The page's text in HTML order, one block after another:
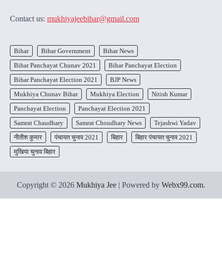
Contact us: mukhiyajeebihar@gmail.com
Bihar Bihar Government
Bihar News
Bihar Panchayat Chunav 2021
Bihar Panchayat Election
Bihar Panchayat Election 2021
BJP News
Mukhiya Chunav Bihar
Mukhiya Election
Nitish Kumar
Panchayat Election
Panchayat Election 2021
Samrat Chaudhary
Samrat Choudhary News
Tejashwi Yadav
नीतीश कुमार
पंचायत चुनाव 2021 बिहार
बिहार पंचायत चुनाव 2021
मुखिया चुनाव बिहार
Copyright © 2026 Mukhiya Jee | Powered by Webx99.com.